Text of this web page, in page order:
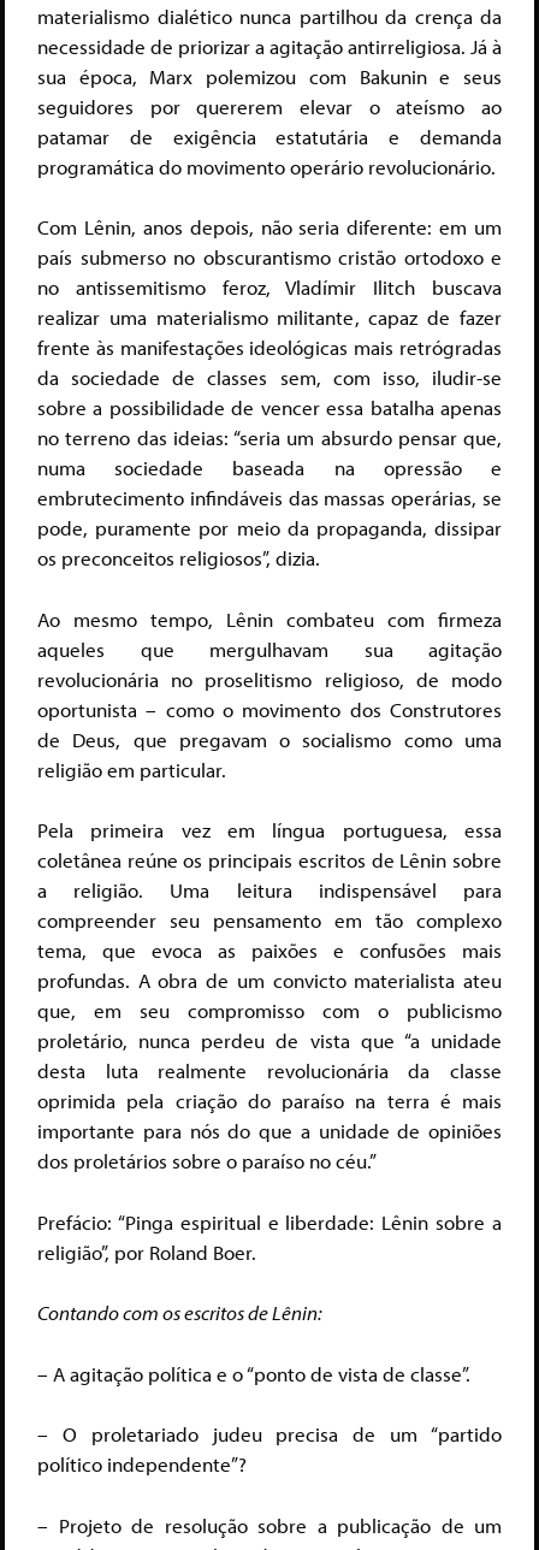
materialismo dialético nunca partilhou da crença da
necessidade de priorizar a agitação antirreligiosa. Já à
sua época, Marx polemizou com Bakunin e seus
seguidores por quererem elevar o ateísmo ao
patamar de exigência estatutária e demanda
programática do movimento operário revolucionário.
Com Lênin, anos depois, não seria diferente: em um
país submerso no obscurantismo cristão ortodoxo e
no antissemitismo feroz, Vladímir Ilitch buscava
realizar uma materialismo militante, capaz de fazer
frente às manifestações ideológicas mais retrógradas
da sociedade de classes sem, com isso, iludir-se
sobre a possibilidade de vencer essa batalha apenas
no terreno das ideias: “seria um absurdo pensar que,
numa sociedade baseada na opressão e
embrutecimento infindáveis das massas operárias, se
pode, puramente por meio da propaganda, dissipar
os preconceitos religiosos”, dizia.
Ao mesmo tempo, Lênin combateu com firmeza
aqueles que mergulhavam sua agitação
revolucionária no proselitismo religioso, de modo
oportunista – como o movimento dos Construtores
de Deus, que pregavam o socialismo como uma
religião em particular.
Pela primeira vez em língua portuguesa, essa
coletânea reúne os principais escritos de Lênin sobre
a religião. Uma leitura indispensável para
compreender seu pensamento em tão complexo
tema, que evoca as paixões e confusões mais
profundas. A obra de um convicto materialista ateu
que, em seu compromisso com o publicismo
proletário, nunca perdeu de vista que “a unidade
desta luta realmente revolucionária da classe
oprimida pela criação do paraíso na terra é mais
importante para nós do que a unidade de opiniões
dos proletários sobre o paraíso no céu.”
Prefácio: “Pinga espiritual e liberdade: Lênin sobre a
religião”, por Roland Boer.
Contando com os escritos de Lênin:
– A agitação política e o “ponto de vista de classe”.
– O proletariado judeu precisa de um “partido
político independente”?
– Projeto de resolução sobre a publicação de um